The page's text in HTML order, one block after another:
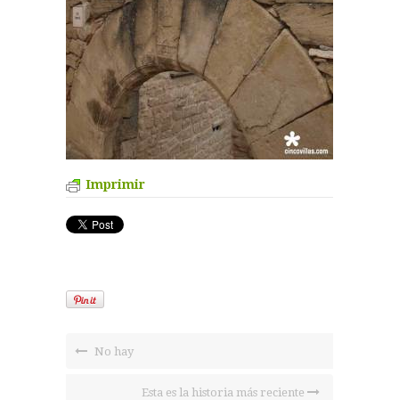
Imprimir
No hay
Esta es la historia más reciente